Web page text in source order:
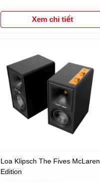
Xem chi tiết
Loa Klipsch The Fives McLaren
Edition